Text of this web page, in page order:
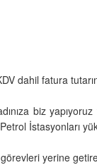
dahil fatura
biz
İstasyonları
yerine